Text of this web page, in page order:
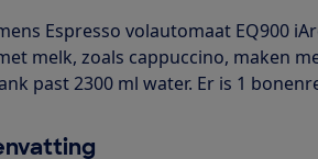
Espresso volautomaat EQ900
melk, zoals cappuccino, maken
past 2300 ml water. Er is 1